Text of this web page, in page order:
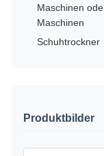
Maschinen
Maschinen
Schuhtrockner
Produktbilder